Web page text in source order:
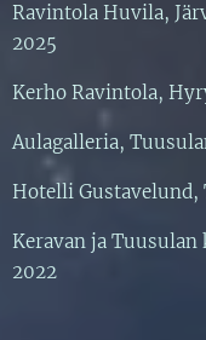
Ravintola Huvila,
2025
Kerho Ravintola,
Aulagalleria,
Hotelli Gustavelund,
Keravan ja
2022